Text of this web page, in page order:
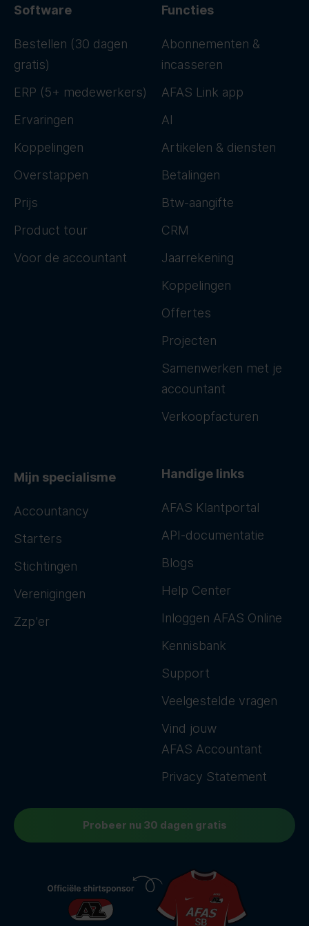
Software
Bestellen (30 dagen
gratis)
ERP (5+ medewerkers)
Ervaringen
Koppelingen
Overstappen
Prijs
Product tour
Voor de accountant
Functies
Abonnementen &
incasseren
AFAS Link app
AI
Artikelen & diensten
Betalingen
Btw-aangifte
CRM
Jaarrekening
Koppelingen
Offertes
Projecten
Samenwerken met je
accountant
Verkoopfacturen
Mijn specialisme
Accountancy
Starters
Stichtingen
Verenigingen
Zzp'er
Handige links
AFAS Klantportal
API-documentatie
Blogs
Help Center
Inloggen AFAS Online
Kennisbank
Support
Veelgestelde vragen
Vind jouw
AFAS Accountant
Privacy Statement
Probeer nu 30 dagen gratis